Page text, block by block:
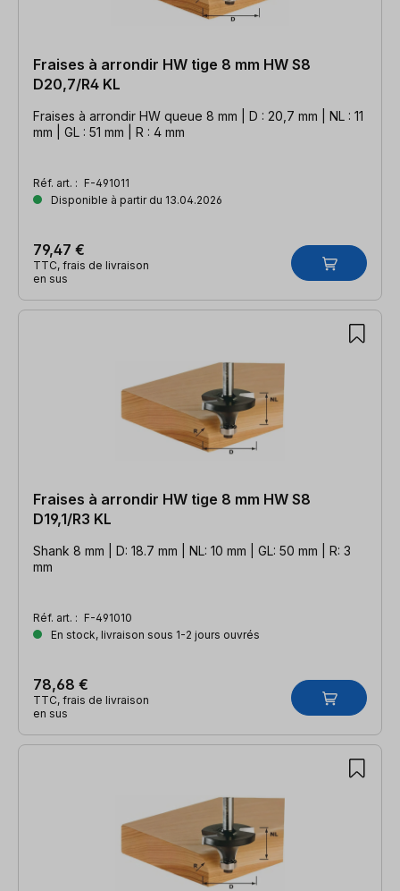
Fraises à arrondir HW tige 8 mm HW S8
D20,7/R4 KL
Fraises à arrondir HW queue 8 mm | D : 20,7 mm | NL : 11
mm | GL : 51 mm | R : 4 mm
Réf. art. : F-491011
Disponible à partir du 13.04.2026
79,47 €
TTC, frais de livraison
en sus
Fraises à arrondir HW tige 8 mm HW S8
D19,1/R3 KL
Shank 8 mm | D: 18.7 mm | NL: 10 mm | GL: 50 mm | R: 3
mm
Réf. art. : F-491010
En stock, livraison sous 1-2 jours ouvrés
78,68 €
TTC, frais de livraison
en sus